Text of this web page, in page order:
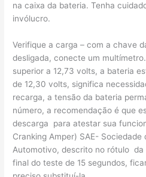
na caixa da bateria. Tenha
invólucro.
Verifique a carga – com a chave
desligada, conecte um
superior a 12,73 volts, a bateria
de 12,30 volts, significa
recarga, a tensão da bateria
número, a recomendação é que
descarga para atestar sua
Cranking Amper) SAE- Sociedade
Automotivo, descrito no rótulo da
final do teste de 15 segundos,